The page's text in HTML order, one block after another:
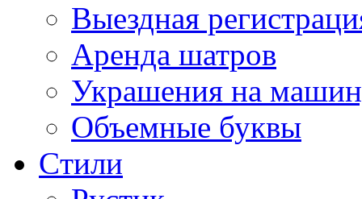
Выездная
Аренда шатров
Украшения на
Объемные буквы
Cтили